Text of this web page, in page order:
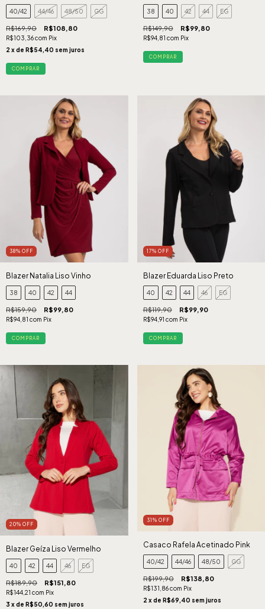
40/42 44/46 48/50 GG
R$169,90 R$108,80
R$103,36com Pix
2 x de R$54,40 sem juros
COMPRAR
38 40 42 44 EG
R$149,90 R$99,80
R$94,81 com Pix
COMPRAR
38% OFF
Blazer Natalia Liso Vinho
38 40 42 44
R$159,90 R$99,80
R$94,81 com Pix
COMPRAR
17% OFF
Blazer Eduarda Liso Preto
40 42 44 46 EG
R$119,90 R$99,90
R$94,91 com Pix
COMPRAR
20% OFF
Blazer Geíza Liso Vermelho
40 42 44 46 EG
R$189,90 R$151,80
R$144,21 com Pix
3 x de R$50,60 sem juros
31 % OFF
Casaco Rafela Acetinado Pink
40/42 44/46 48/50 GG
R$199,90 R$138,80
R$131,86com Pix
2 x de R$69,40 sem juros